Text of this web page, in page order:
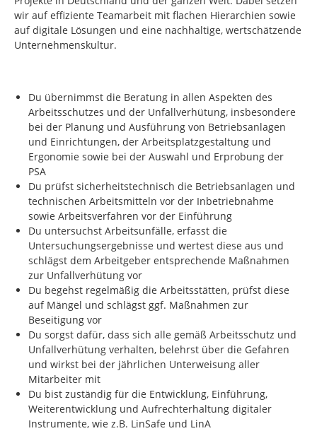
wir auf effiziente Teamarbeit mit flachen Hierarchien sowie
auf digitale Lösungen und eine nachhaltige, wertschätzende
Unternehmenskultur.
Du übernimmst die Beratung in allen Aspekten des
Arbeitsschutzes und der Unfallverhütung, insbesondere
bei der Planung und Ausführung von Betriebsanlagen
und Einrichtungen, der Arbeitsplatzgestaltung und
Ergonomie sowie bei der Auswahl und Erprobung der
PSA
Du prüfst sicherheitstechnisch die Betriebsanlagen und
technischen Arbeitsmitteln vor der Inbetriebnahme
sowie Arbeitsverfahren vor der Einführung
Du untersuchst Arbeitsunfälle, erfasst die
Untersuchungsergebnisse und wertest diese aus und
schlägst dem Arbeitgeber entsprechende Maßnahmen
zur Unfallverhütung vor
Du begehst regelmäßig die Arbeitsstätten, prüfst diese
auf Mängel und schlägst ggf. Maßnahmen zur
Beseitigung vor
Du sorgst dafür, dass sich alle gemäß Arbeitsschutz und
Unfallverhütung verhalten, belehrst über die Gefahren
und wirkst bei der jährlichen Unterweisung aller
Mitarbeiter mit
Du bist zuständig für die Entwicklung, Einführung,
Weiterentwicklung und Aufrechterhaltung digitaler
Instrumente, wie z.B. LinSafe und LinA